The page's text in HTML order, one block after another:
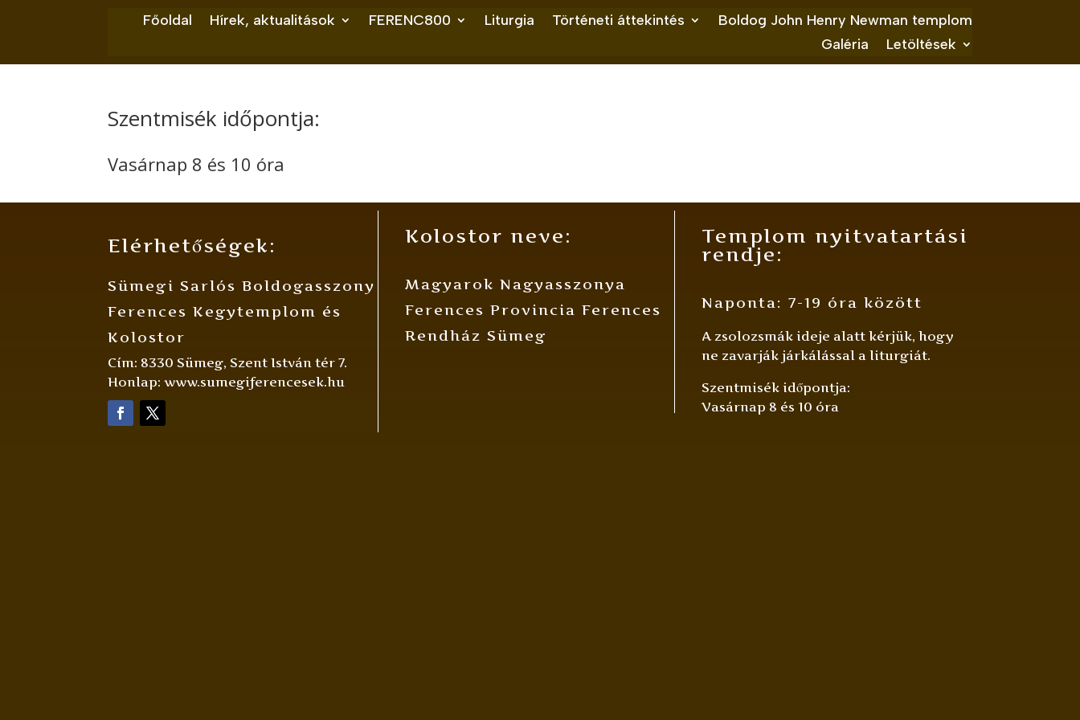
Főoldal Hírek, aktualitások FERENC800 Liturgia Történeti áttekintés
Boldog John Henry Newman templom
Galéria
Letöltések
Szentmisék időpontja:
Vasárnap 8 és 10 óra
Elérhetőségek:
Sümegi Sarlós Boldogasszony
Ferences Kegytemplom és
Kolostor
Cím: 8330 Sümeg, Szent István tér 7.
Honlap: www.sumegiferencesek.hu
Kolostor neve:
Magyarok Nagyasszonya
Ferences Provincia Ferences
Rendház Sümeg
Templom nyitvatartási
rendje:
Naponta: 7-19 óra között
A zsolozsmák ideje alatt kérjük, hogy
ne zavarják járkálással a liturgiát.
Szentmisék időpontja:
Vasárnap 8 és 10 óra